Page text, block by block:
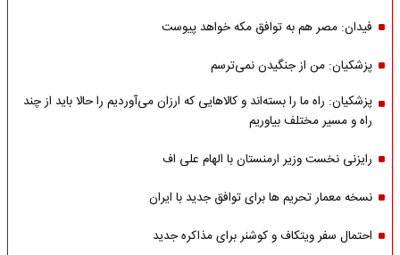
فیدان: مصر هم به توافق مکه خواهد پیوست
پزشکیان: من از جنگیدن نمی‌ترسم
پزشکیان: راه ما را بسته‌اند و کالاهایی که ارزان می‌آوردیم را حالا باید از چند
راه و مسیر مختلف بیاوریم
رایزنی نخست وزیر ارمنستان با الهام علی اف
نسخه معمار تحریم ها برای توافق جدید با ایران
احتمال سفر ویتکاف و کوشنر برای مذاکره جدید